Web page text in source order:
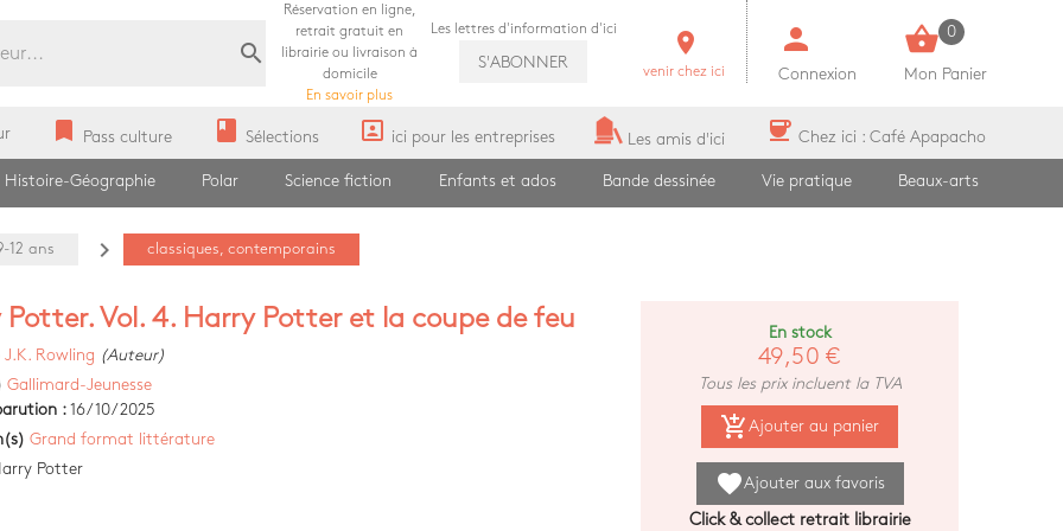
search
Réservation en ligne,
retrait gratuit en
librairie ou livraison à
domicile
En savoir plus
Les lettres d'information d'ici
S'ABONNER
room
venir chez ici
person
Connexion
shopping_basket 0
Mon Panier
bookmark Pass culture book Sélections portrait ici pour les entreprises Les amis d'ici coffee Chez ici : Café Apapacho
Histoire-Géographie Polar Science fiction Enfants et ados Bande dessinée Vie pratique Beaux-arts
12 ans navigate_next classiques, contemporains
Potter. Vol. 4. Harry Potter et la coupe de feu
J.K. Rowling (Auteur)
Gallimard-Jeunesse
: 16/10/2025
Grand format littérature
Potter
En stock
49,50 €
Tous les prix incluent la TVA
add_shopping_cart Ajouter au panier
favoriteAjouter aux favoris
Click & collect retrait librairie